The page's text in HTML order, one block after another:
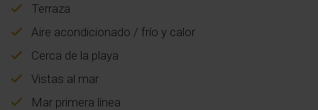
Terraza
Aire acondicionado / frío y calor
Cerca de la playa
Vistas al mar
Mar primera línea